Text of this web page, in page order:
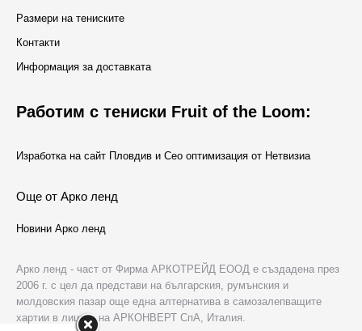
Размери на тениските
Контакти
Информация за доставката
Работим с тениски Fruit of the Loom:
Изработка на сайт Пловдив и Сео оптимизация от Нетвизиа
Още от Арко ленд
Новини Арко ленд
Арко ленд - част от Фирма АРКОТРЕЙД ЕООД е създадена през
2006 г. с цел да представи на българския, румънския и
молдовския пазар още една алтернатива в самозалепващите
хартии в лицето на АРКОНВЕРТ СпА, Италия.